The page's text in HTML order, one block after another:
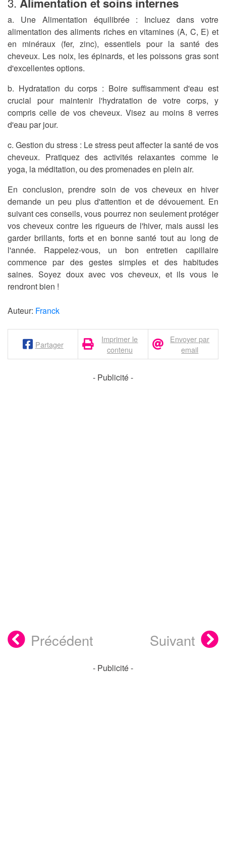
a. Une Alimentation équilibrée : Incluez dans votre
alimentation des aliments riches en vitamines (A, C, E) et
en minéraux (fer, zinc), essentiels pour la santé des
cheveux. Les noix, les épinards, et les poissons gras sont
d'excellentes options.
b. Hydratation du corps : Boire suffisamment d'eau est
crucial pour maintenir l'hydratation de votre corps, y
compris celle de vos cheveux. Visez au moins 8 verres
d'eau par jour.
c. Gestion du stress : Le stress peut affecter la santé de vos
cheveux. Pratiquez des activités relaxantes comme le
yoga, la méditation, ou des promenades en plein air.
En conclusion, prendre soin de vos cheveux en hiver
demande un peu plus d'attention et de dévouement. En
suivant ces conseils, vous pourrez non seulement protéger
vos cheveux contre les rigueurs de l'hiver, mais aussi les
garder brillants, forts et en bonne santé tout au long de
l'année. Rappelez-vous, un bon entretien capillaire
commence par des gestes simples et des habitudes
saines. Soyez doux avec vos cheveux, et ils vous le
rendront bien !
Auteur: Franck
Partager
Imprimer le
contenu
Envoyer par
email
- Publicité -
Précédent Suivant
- Publicité -